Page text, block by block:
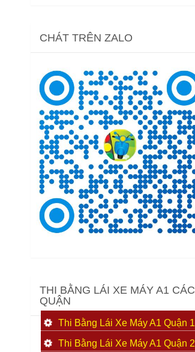
CHÁT TRÊN ZALO
THI BẰNG LÁI XE MÁY A1 CÁC
QUẬN
Thi Bằng Lái Xe Máy A1 Quận 1
Thi Bằng Lái Xe Máy A1 Quận 2